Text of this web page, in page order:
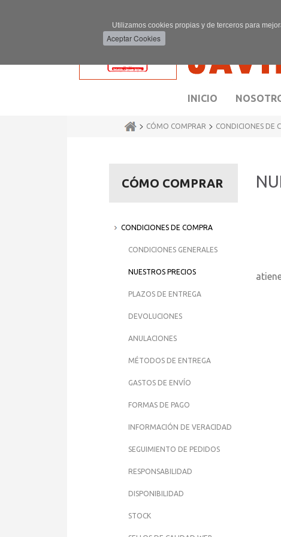
Utilizamos cookies propias y de terceros para
INICIO
> CÓMO COMPRAR > CONDICIONES DE
CÓMO COMPRAR
CONDICIONES DE COMPRA
CONDICIONES GENERALES
NUESTROS PRECIOS
PLAZOS DE ENTREGA
DEVOLUCIONES
ANULACIONES
MÉTODOS DE ENTREGA
GASTOS DE ENVÍO
FORMAS DE PAGO
INFORMACIÓN DE VERACIDAD
SEGUIMIENTO DE PEDIDOS
RESPONSABILIDAD
DISPONIBILIDAD
STOCK